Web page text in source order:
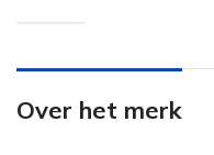
Over het merk